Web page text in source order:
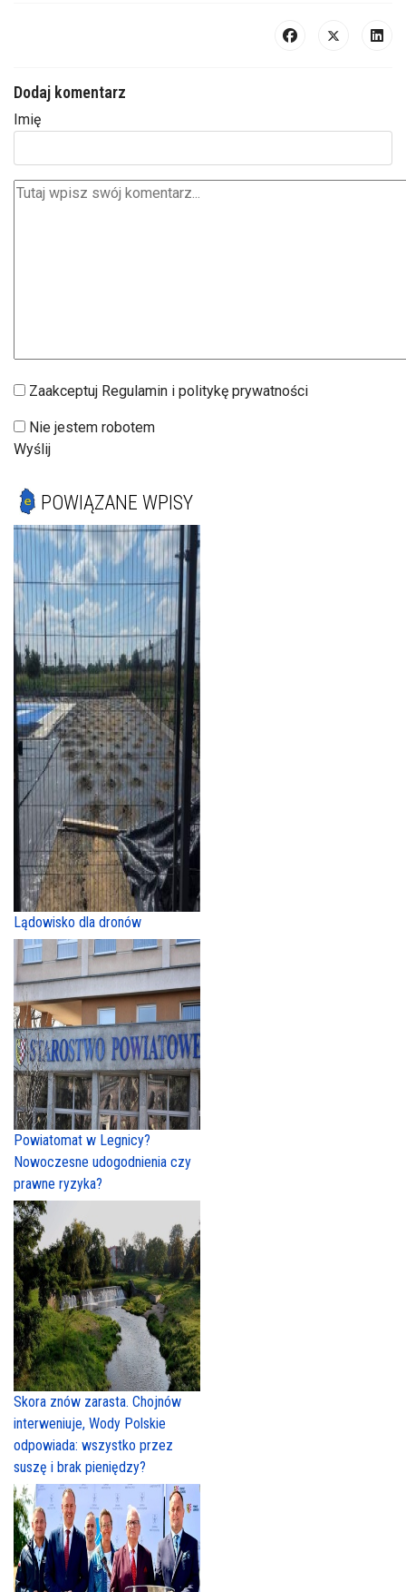
Dodaj komentarz
Imię
Zaakceptuj Regulamin i politykę prywatności
Nie jestem robotem
Wyślij
POWIĄZANE WPISY
Lądowisko dla dronów
Powiatomat w Legnicy?
Nowoczesne udogodnienia czy
prawne ryzyka?
Skora znów zarasta. Chojnów
interweniuje, Wody Polskie
odpowiada: wszystko przez
suszę i brak pieniędzy?